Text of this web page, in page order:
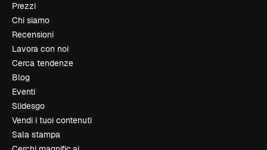
Prezzi
Chi siamo
Recensioni
Lavora con noi
Cerca tendenze
Blog
Eventi
Slidesgo
Vendi i tuoi contenuti
Sala stampa